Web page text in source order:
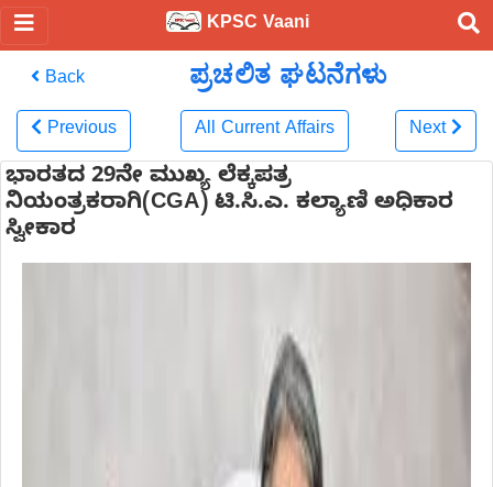
KPSC Vaani
Back ಪ್ರಚಲಿತ ಘಟನೆಗಳು
Previous All Current Affairs Next
ಭಾರತದ 29ನೇ ಮುಖ್ಯ ಲೆಕ್ಕಪತ್ರ
ನಿಯಂತ್ರಕರಾಗಿ(CGA) ಟಿ.ಸಿ.ಎ. ಕಲ್ಯಾಣಿ ಅಧಿಕಾರ
ಸ್ವೀಕಾರ